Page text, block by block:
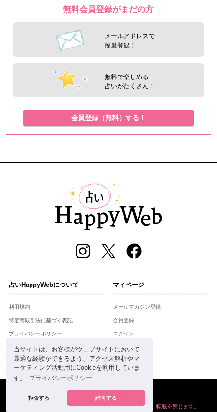
当サイトは、お客様がウェブサイトにおいて
最適な経験ができるよう、アクセス解析やマ
ーケティング活動用にCookieを利用していま
す。
プライバシーポリシー
拒否する 許可する
無料会員登録がまだの方
メールアドレスで
簡単登録！
無料で楽しめる
占いがたくさん！
会員登録（無料）する！
占いHappyWebについて
利用規約
特定商取引法に基づく表記
プライバシーポリシー
運営会社
お問合せ
マイページ
メールマガジン登録
会員登録
ログイン
powered by
掲載の情報や画像など、すべてのコンテンツの無断複写、転載を禁じます。